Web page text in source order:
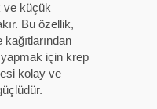
ve küçük
Bu özellik,
için krep
kolay ve